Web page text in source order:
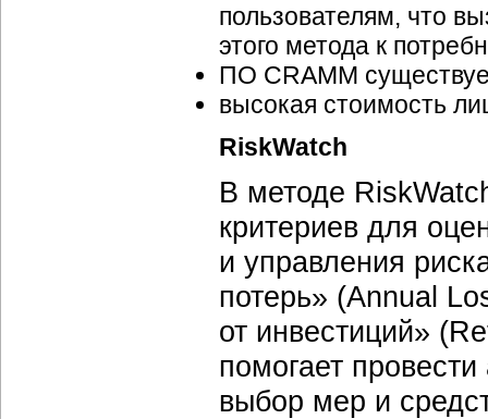
пользователям, что
этого метода к
ПО CRAMM
высокая стоимость
RiskWatch
В методе
критериев для
и управления
потерь» (Annual
от инвестиций»
помогает
выбор мер и